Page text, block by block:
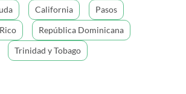
California
Pasos
República Dominicana
Trinidad y Tobago